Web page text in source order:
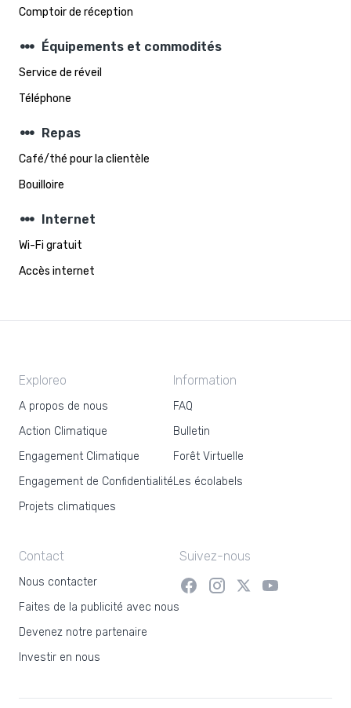
Comptoir de réception
steppers Équipements et commodités
Service de réveil
Téléphone
steppers Repas
Café/thé pour la clientèle
Bouilloire
steppers Internet
Wi-Fi gratuit
Accès internet
Exploreo
A propos de nous
Action Climatique
Engagement Climatique
Engagement de Confidentialité
Projets climatiques
Information
FAQ
Bulletin
Forêt Virtuelle
Les écolabels
Contact
Nous contacter
Faites de la publicité avec nous
Devenez notre partenaire
Investir en nous
Suivez-nous